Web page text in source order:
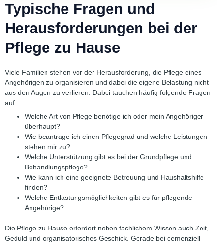
Typische Fragen und
Herausforderungen bei der
Pflege zu Hause
Viele Familien stehen vor der Herausforderung, die Pflege eines
Angehörigen zu organisieren und dabei die eigene Belastung nicht
aus den Augen zu verlieren. Dabei tauchen häufig folgende Fragen
auf:
Welche Art von Pflege benötige ich oder mein Angehöriger
überhaupt?
Wie beantrage ich einen Pflegegrad und welche Leistungen
stehen mir zu?
Welche Unterstützung gibt es bei der Grundpflege und
Behandlungspflege?
Wie kann ich eine geeignete Betreuung und Haushaltshilfe
finden?
Welche Entlastungsmöglichkeiten gibt es für pflegende
Angehörige?
Die Pflege zu Hause erfordert neben fachlichem Wissen auch Zeit,
Geduld und organisatorisches Geschick. Gerade bei demenziell